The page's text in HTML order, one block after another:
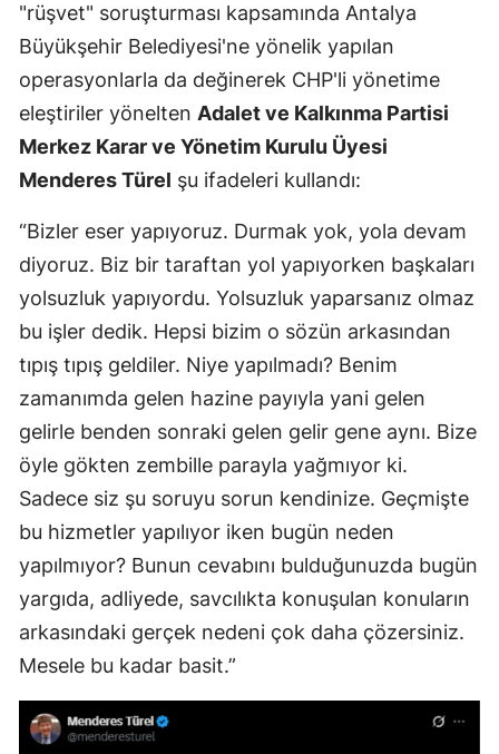
"rüşvet" soruşturması kapsamında Antalya
Büyükşehir Belediyesi'ne yönelik yapılan
operasyonlarla da değinerek CHP'li yönetime
eleştiriler yönelten Adalet ve Kalkınma Partisi
Merkez Karar ve Yönetim Kurulu Üyesi
Menderes Türel şu ifadeleri kullandı:
“Bizler eser yapıyoruz. Durmak yok, yola devam
diyoruz. Biz bir taraftan yol yapıyorken başkaları
yolsuzluk yapıyordu. Yolsuzluk yaparsanız olmaz
bu işler dedik. Hepsi bizim o sözün arkasından
tıpış tıpış geldiler. Niye yapılmadı? Benim
zamanımda gelen hazine payıyla yani gelen
gelirle benden sonraki gelen gelir gene aynı. Bize
öyle gökten zembille parayla yağmıyor ki.
Sadece siz şu soruyu sorun kendinize. Geçmişte
bu hizmetler yapılıyor iken bugün neden
yapılmıyor? Bunun cevabını bulduğunuzda bugün
yargıda, adliyede, savcılıkta konuşulan konuların
arkasındaki gerçek nedeni çok daha çözersiniz.
Mesele bu kadar basit.”